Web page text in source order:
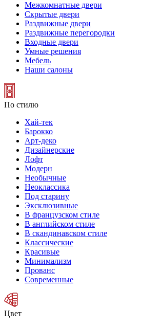
Межкомнатные двери
Скрытые двери
Раздвижные двери
Раздвижные перегородки
Входные двери
Умные решения
Мебель
Наши салоны
По стилю
Хай-тек
Барокко
Арт-деко
Дизайнерские
Лофт
Модерн
Необычные
Неоклассика
Под старину
Эксклюзивные
В французском стиле
В английском стиле
В скандинавском стиле
Классические
Красивые
Минимализм
Прованс
Современные
Цвет